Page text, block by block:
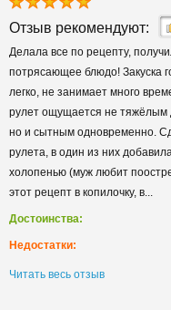
Отзыв рекомендуют:
Делала все по рецепту,
потрясающее блюдо! Закуска
легко, не занимает много
рулет ощущается не тяжёлым
но и сытным одновременно.
рулета, в один из них
холопенью (муж любит
этот рецепт в копилочку, в...
Достоинства:
Недостатки:
Читать весь отзыв